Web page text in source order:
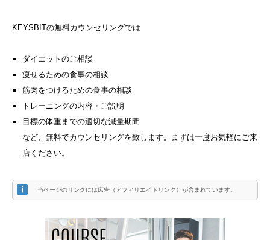
KEYSBITの無料カウンセリングでは
ダイエットのご相談
痩せるための食事の相談
筋肉をつけるための食事の相談
トレーニングの内容・ご説明
目標の体重までの適切な減量期間
など、無料でカウンセリングを致します。まずは一度お気軽にご来
店ください。
当ページのリンクには広告（アフィリエイトリンク）が含まれています。